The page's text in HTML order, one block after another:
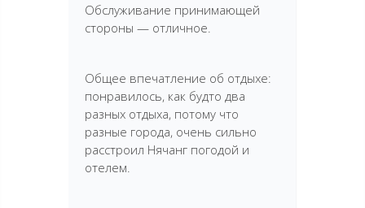
Обслуживание принимающей
стороны — отличное.
Общее впечатление об отдыхе:
понравилось, как будто два
разных отдыха, потому что
разные города, очень сильно
расстроил Нячанг погодой и
отелем.